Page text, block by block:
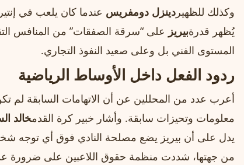
وكذلك للظهير دينزل دومفريس عندما كان يلعب في
يُظهر قدرةبيريز على “سرقة الصفقات” من المنافس
المستوى الفني بل وعلى صعيد النفوذ التجاري.
ردود الفعل داخل الأوساط الرياضية
أعرب عدد من المحللين عن أن الاتهامات السابقة
معلومات وتحيزات سابقة. وأشار خبير كرة القدمخالد
يدل على أن بيريز يضع مصلحة النادي فوق أي توجه
من جهتها، شددت منظمة حقوق اللاعبين على ضرورة